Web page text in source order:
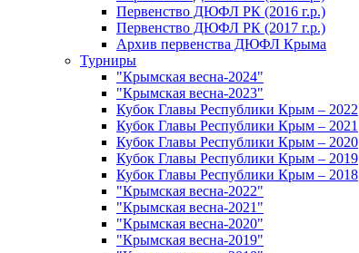
Первенство ДЮФЛ РК (2016 г.р.)
Первенство ДЮФЛ РК (2017 г.р.)
Архив первенства ДЮФЛ Крыма
Турниры
"Крымская весна-2024"
"Крымская весна-2023"
Кубок Главы Республики Крым – 2022
Кубок Главы Республики Крым – 2021
Кубок Главы Республики Крым – 2020
Кубок Главы Республики Крым – 2019
Кубок Главы Республики Крым – 2018
"Крымская весна-2022"
"Крымская весна-2021"
"Крымская весна-2020"
"Крымская весна-2019"